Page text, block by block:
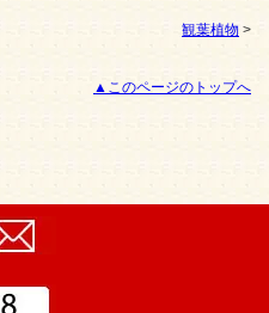
観葉植物 >
▲このページのトップへ